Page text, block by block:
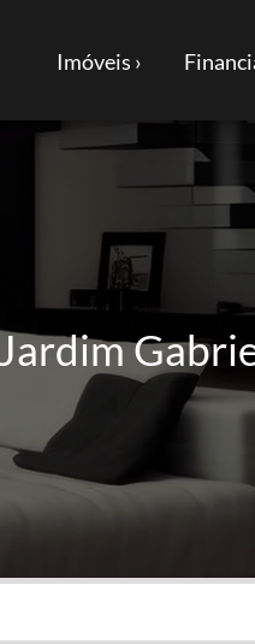
Imóveis ›